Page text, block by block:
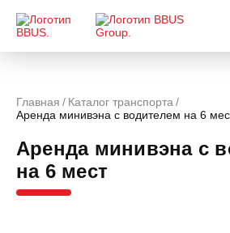
Главная
Каталог транспорта
Аренда минивэна с водителем на 6
Аренда минивэна с
на 6 мест